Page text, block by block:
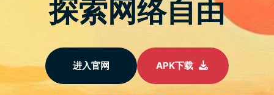
当前在 Epic Games 平台，直到 5 月 16 日 23 时
为止，玩家可以限时免费领取战术 RPG《Circus
章